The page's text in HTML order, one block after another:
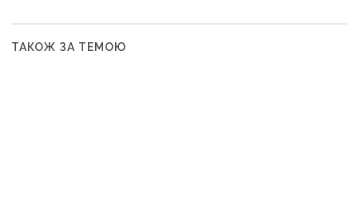
ТАКОЖ ЗА ТЕМОЮ